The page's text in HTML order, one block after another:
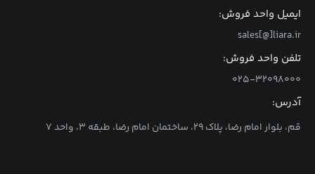
ایمیل واحد فروش:
sales[@]liara.ir
تلفن واحد فروش:
۰۲۵-۳۲۰۹۸۰۰۰
آدرس:
قم، بلوار امام رضا، پلاک ۲۹، ساختمان امام رضا، طبقه ۳، واحد ۷